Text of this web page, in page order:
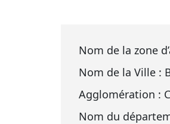
Nom de la zone
Nom de la Ville :
Agglomération :
Nom du